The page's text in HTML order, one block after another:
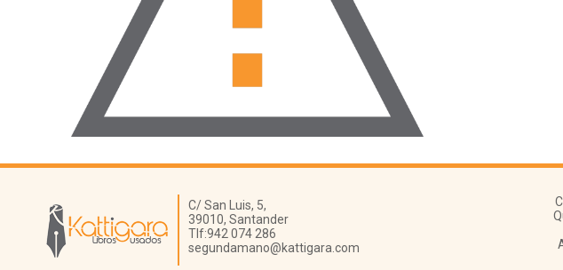
Librería Kattigara
C/ San Luis, 5,
39010, Santander
Tlf:942 074 286
segundamano@kattigara.com